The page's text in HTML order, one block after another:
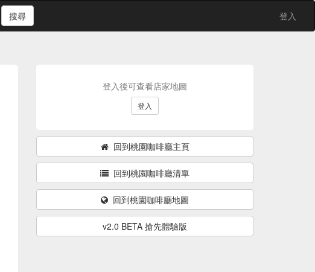
搜尋 登入
登入後可查看店家地圖
登入
回到桃園咖啡廳主頁
回到桃園咖啡廳清單
回到桃園咖啡廳地圖
v2.0 BETA 搶先體驗版